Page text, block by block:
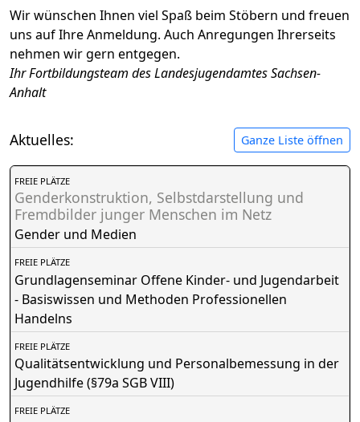
Wir wünschen Ihnen viel Spaß beim Stöbern und freuen
uns auf Ihre Anmeldung. Auch Anregungen Ihrerseits
nehmen wir gern entgegen.
Ihr Fortbildungsteam des Landesjugendamtes Sachsen-
Anhalt
Aktuelles: Ganze Liste öffnen
FREIE PLÄTZE
Genderkonstruktion, Selbstdarstellung und
Fremdbilder junger Menschen im Netz
Gender und Medien
FREIE PLÄTZE
Grundlagenseminar Offene Kinder- und Jugendarbeit
- Basiswissen und Methoden Professionellen
Handelns
FREIE PLÄTZE
Qualitätsentwicklung und Personalbemessung in der
Jugendhilfe (§79a SGB VIII)
FREIE PLÄTZE